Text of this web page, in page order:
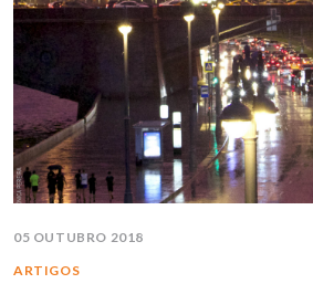
05 OUTUBRO 2018
ARTIGOS